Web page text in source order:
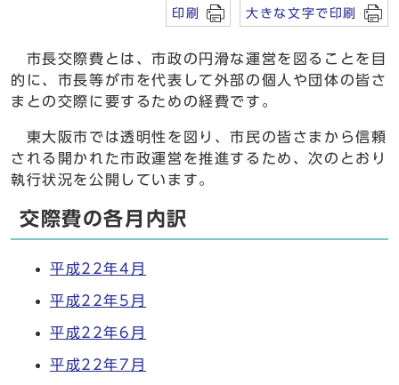
印刷 大きな文字で印刷
市長交際費とは、市政の円滑な運営を図ることを目
的に、市長等が市を代表して外部の個人や団体の皆さ
まとの交際に要するための経費です。
東大阪市では透明性を図り、市民の皆さまから信頼
される開かれた市政運営を推進するため、次のとおり
執行状況を公開しています。
交際費の各月内訳
平成22年4月
平成22年5月
平成22年6月
平成22年7月